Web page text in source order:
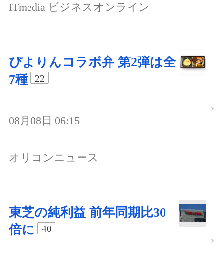
ITmedia ビジネスオンライン
ぴよりんコラボ弁 第2弾は全
7種
22
08月08日 06:15
オリコンニュース
東芝の純利益 前年同期比30
倍に
40